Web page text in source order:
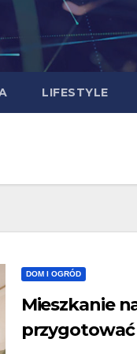
LIFESTYLE
DOM I OGRÓD
Mieszkanie